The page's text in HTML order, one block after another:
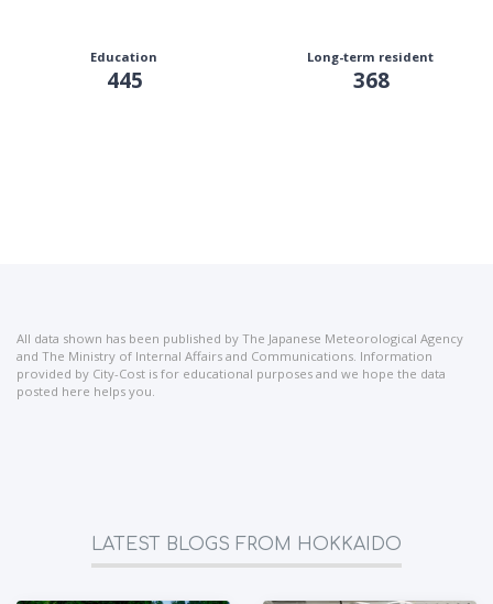
Education
445
Long-term resident
368
All data shown has been published by The Japanese Meteorological Agency
and The Ministry of Internal Affairs and Communications. Information
provided by City-Cost is for educational purposes and we hope the data
posted here helps you.
LATEST BLOGS FROM HOKKAIDO